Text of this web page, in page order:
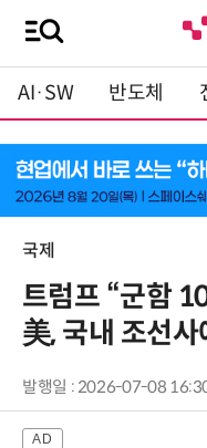
AI·SW 반도체
국제
트럼프 “군함
美, 국내 조선사
발행일 : 2026-07-08